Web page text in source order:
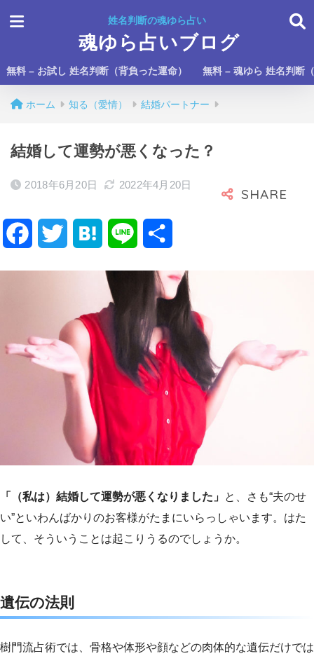
姓名判断の魂ゆら占い
魂ゆら占いブログ
無料 – お試し 姓名判断（背負った運命） 無料 – 魂ゆら 姓名判断
ホーム 知る（愛情） 結婚パートナー
結婚して運勢が悪くなった？
2018年6月20日 2022年4月20日
b
t
e
n
e
「（私は）結婚して運勢が悪くなりました」 と、さも“夫のせ
い”といわんばかりのお客様がたまにいらっしゃいます。はた
して、そういうことは起こりうるのでしょうか。
遺伝の法則
樹門流占術では、骨格や体形や顔などの肉体的な遺伝だけでは